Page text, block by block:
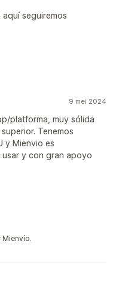
seguiremos
9 mei 2024
platforma, muy sólida
Tenemos
y Mienvio es
y con gran apoyo